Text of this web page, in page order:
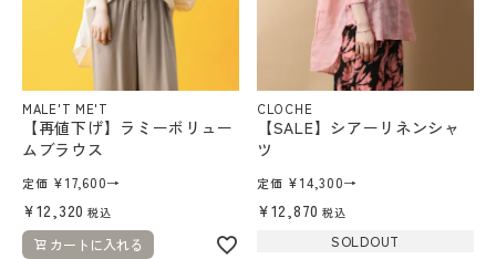
MALE'T ME'T
【再値下げ】ラミーボリュー
ムブラウス
定価 ¥17,600→
¥12,320 税込
カートに入れる
CLOCHE
【SALE】シアーリネンシャ
ツ
定価 ¥14,300→
¥12,870 税込
SOLDOUT